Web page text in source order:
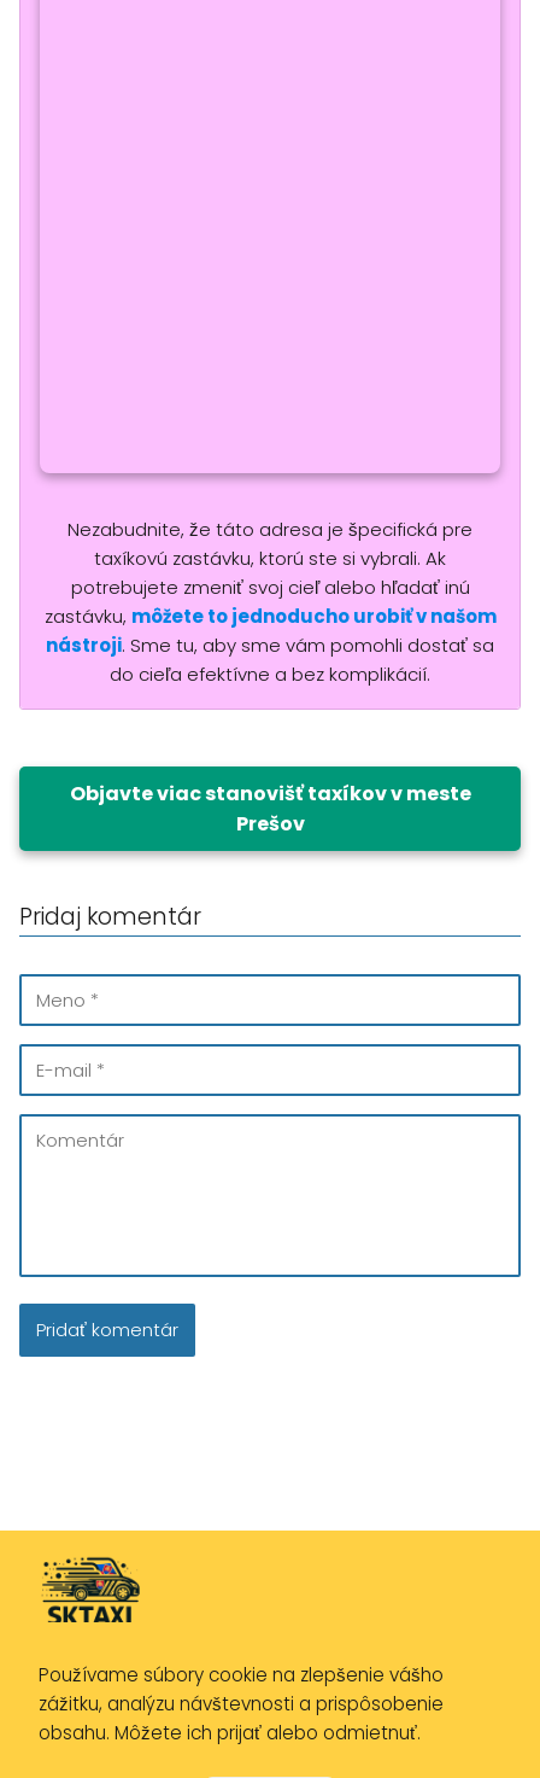
Nezabudnite, že táto adresa je špecifická pre
taxíkovú zastávku, ktorú ste si vybrali. Ak
potrebujete zmeniť svoj cieľ alebo hľadať inú
zastávku, môžete to jednoducho urobiť v našom
nástroji. Sme tu, aby sme vám pomohli dostať sa
do cieľa efektívne a bez komplikácií.
Objavte viac stanovišť taxíkov v meste
Prešov
Pridaj komentár
Zásady ochrany osobných údajov
Zásady používania cookies
Používame súbory cookie na zlepšenie vášho
zážitku, analýzu návštevnosti a prispôsobenie
obsahu. Môžete ich prijať alebo odmietnuť.